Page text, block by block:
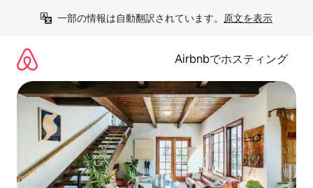
一部の情報は自動翻訳されています。 原文を表示
Airbnbでホスティング